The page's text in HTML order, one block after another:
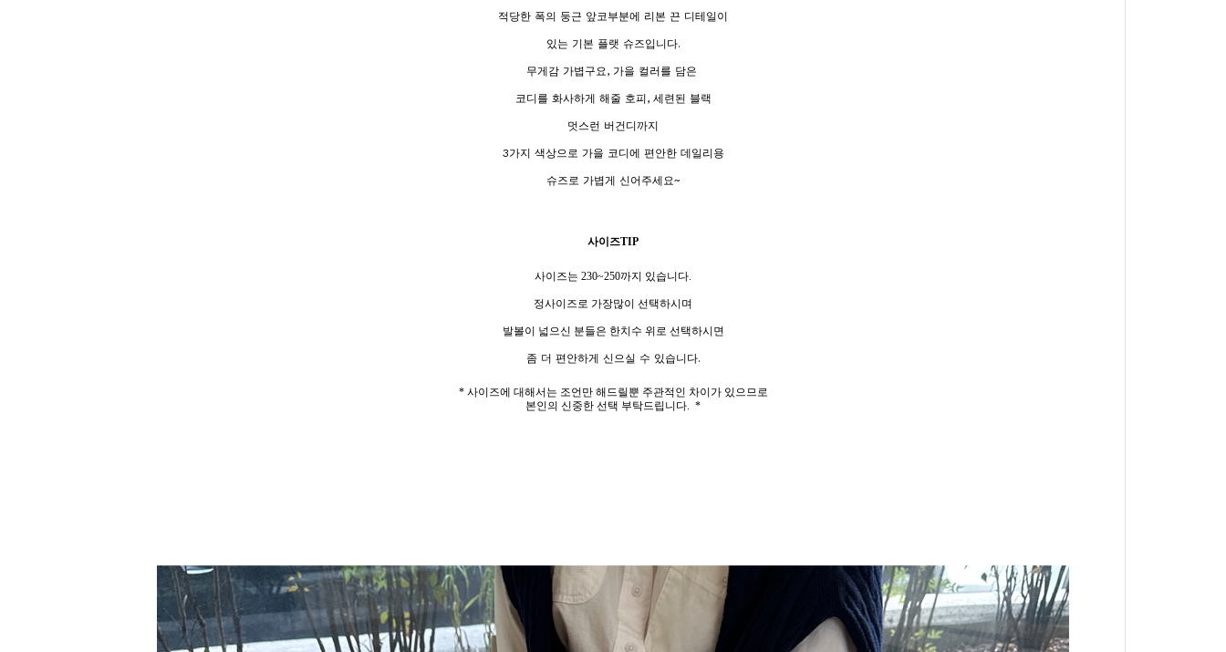
적당한 폭의 둥근 앞코부분에 리본 끈 디테일이
있는 기본 플랫 슈즈입니다.
무게감 가볍구요, 가을 컬러를 담은
코디를 화사하게 해줄 호피, 세련된 블랙
멋스런 버건디까지
3가지 색상으로 가을 코디에 편안한 데일리용
슈즈로 가볍게 신어주세요~
사이즈TIP
사이즈는 230~250까지 있습니다.
정사이즈로 가장많이 선택하시며
발볼이 넓으신 분들은 한치수 위로 선택하시면
좀 더 편안하게 신으실 수 있습니다.
* 사이즈에 대해서는 조언만 해드릴뿐 주관적인 차이가 있으므로
본인의 신중한 선택 부탁드립니다. *